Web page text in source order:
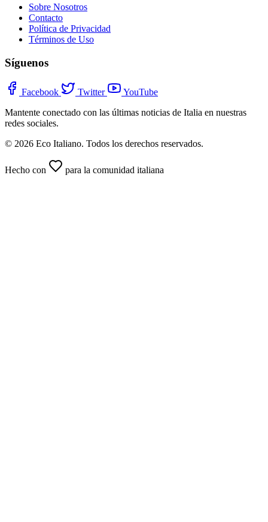
Sobre Nosotros
Contacto
Política de Privacidad
Términos de Uso
Síguenos
Facebook Twitter
YouTube
Mantente conectado con las últimas noticias de Italia en nuestras
redes sociales.
© 2026 Eco Italiano. Todos los derechos reservados.
Hecho con para la comunidad italiana